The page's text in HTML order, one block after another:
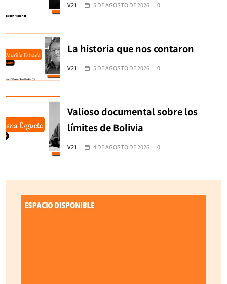
V21 5 DE AGOSTO DE 2026 0
La historia que nos contaron
V21 5 DE AGOSTO DE 2026 0
Valioso documental sobre los
límites de Bolivia
V21 4 DE AGOSTO DE 2026 0